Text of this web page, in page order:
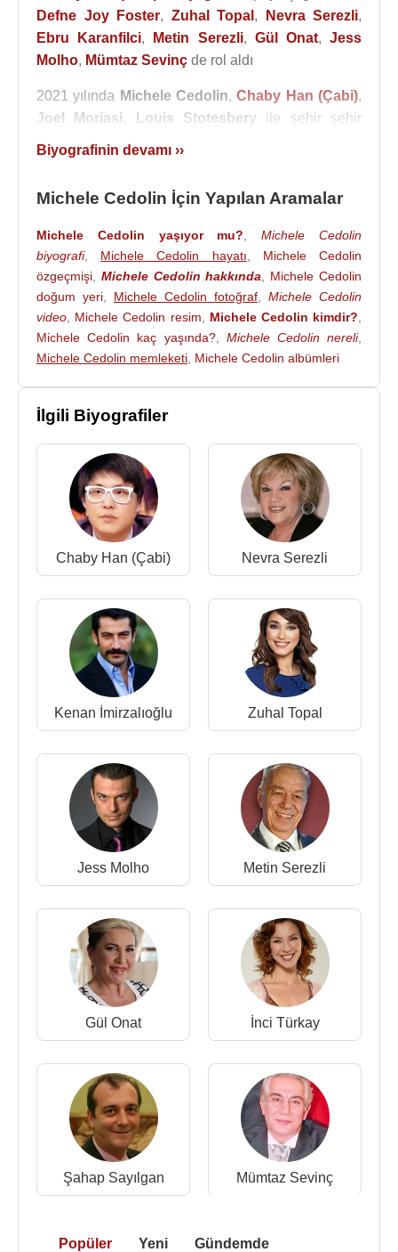
Defne Joy Foster, Zuhal Topal , Nevra Serezli,
Ebru Karanfilci, Metin Serezli, Gül Onat,Jess
Molho, Mümtaz Sevinç de rol aldı
2021 yılında Michele Cedolin,Chaby Han (Çabi),
Joel Moriasi
Louis Stotesbery ile şehir şehir
öğrenmeye çalışan " Buraların Yabancısıyız" adlı
2003–2011 - Sihirli Annem (Kerem) (Tv Dizisi)
2021 - Buraların Yabancısıyız (Kendisi) (Tv Dizisi)
Kaynak:Biyografiler.com
Biyografinin devamı ››
Michele Cedolin İçin Yapılan Aramalar
Michele Cedolin yaşıyor mu? ,Michele Cedolin
biyografi, Michele Cedolin hayatı
Michele Cedolin
özgeçmişi
Michele Cedolin hakkında
Michele Cedolin
doğum yeri
Michele Cedolin fotoğraf
Michele Cedolin
video
Michele Cedolin resim Michele Cedolin kimdir?
Michele Cedolin kaç yaşında?, Michele Cedolin nereli,
Michele Cedolin memleketi Michele Cedolin albümleri
İlgili Biyografiler
Chaby Han (Çabi) Nevra Serezli
Kenan İmirzalıoğlu Zuhal Topal
Jess Molho Metin Serezli
Gül Onat İnci Türkay
Şahap Sayılgan Mümtaz Sevinç
Popüler Yeni Gündemde